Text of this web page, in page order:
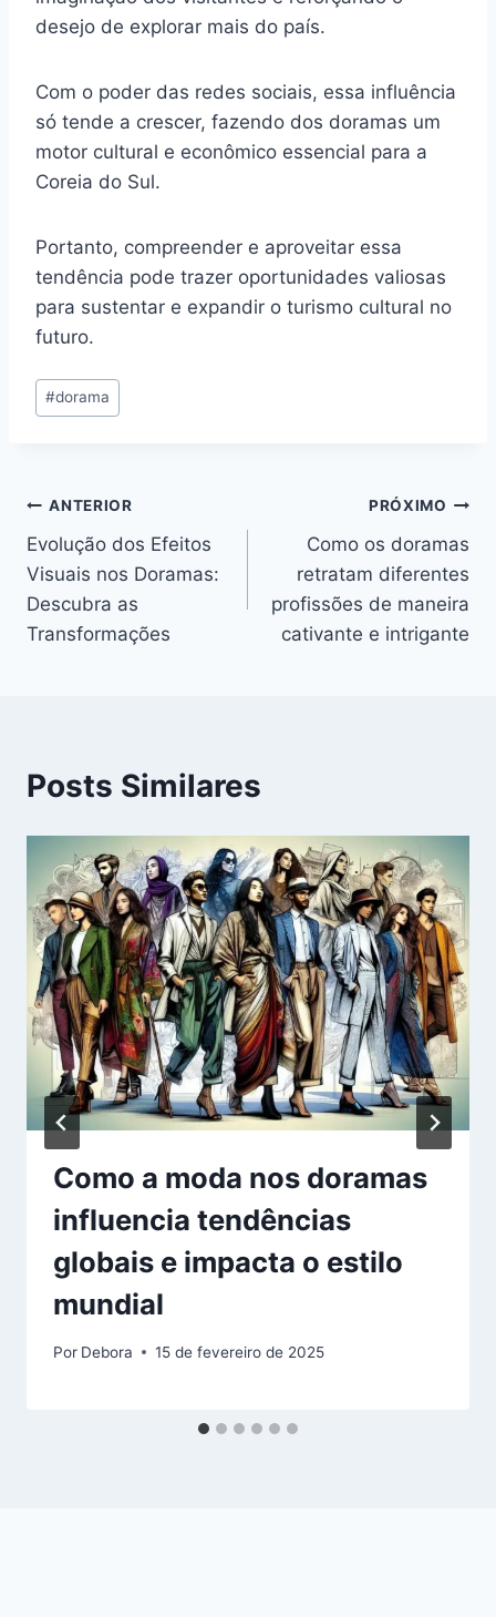
desejo de explorar mais do país.
Com o poder das redes sociais, essa influência
só tende a crescer, fazendo dos doramas um
motor cultural e econômico essencial para a
Coreia do Sul.
Portanto, compreender e aproveitar essa
tendência pode trazer oportunidades valiosas
para sustentar e expandir o turismo cultural no
futuro.
Tags
do
#dorama
Navegação
de
Post
ANTERIOR
Evolução dos Efeitos
Visuais nos Doramas:
Descubra as
Transformações
PRÓXIMO
Como os doramas
retratam diferentes
profissões de maneira
cativante e intrigante
Posts Similares
Como a moda nos doramas
influencia tendências
globais e impacta o estilo
mundial
Por Debora 15 de fevereiro de 2025